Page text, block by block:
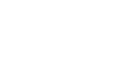
入 30 岁的独立酷儿辣妹，竟然破天荒地